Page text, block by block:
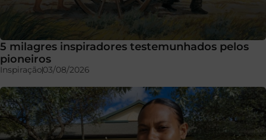
5 milagres inspiradores testemunhados pelos
pioneiros
Inspiração03/08/2026